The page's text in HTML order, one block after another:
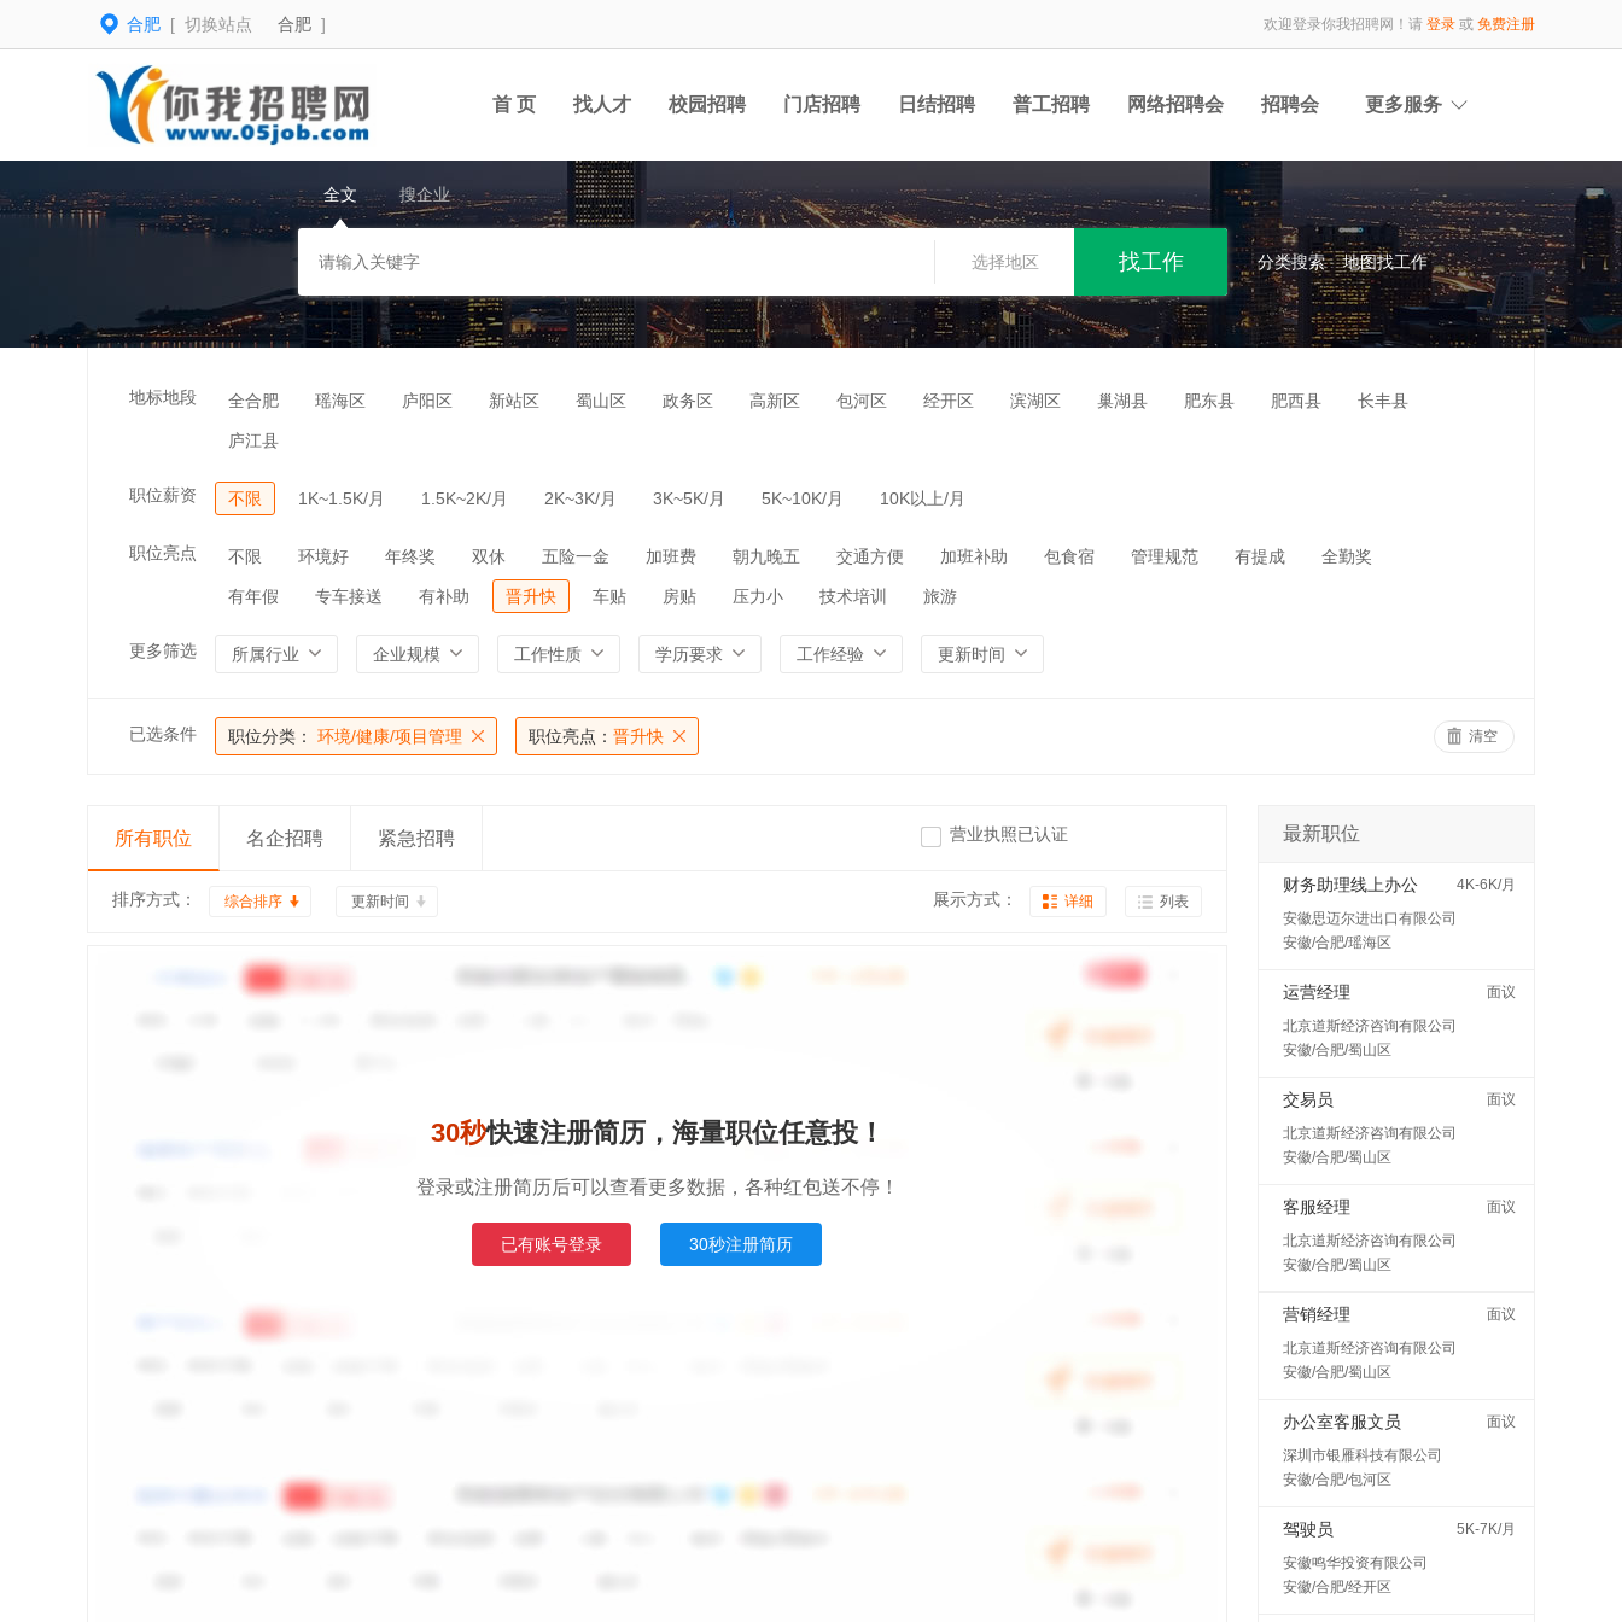
合肥 [ 切换站点 合肥 ] 欢迎登录你我招聘网！请 登录 或 免费注册
首 页 找人才 校园招聘 门店招聘 日结招聘 普工招聘 网络招聘会 招聘会 更多服务
全文 搜企业
选择地区 分类搜索 地图找工作
地标地段 全合肥 瑶海区 庐阳区 新站区 蜀山区 政务区 高新区 包河区 经开区 滨湖区 巢湖县 肥东县 肥西县 长丰县
庐江县
职位薪资 不限 1K~1.5K/月 1.5K~2K/月 2K~3K/月 3K~5K/月 5K~10K/月 10K以上/月
职位亮点 不限 环境好 年终奖 双休 五险一金 加班费 朝九晚五 交通方便 加班补助 包食宿 管理规范 有提成 全勤奖
有年假 专车接送 有补助 晋升快 车贴 房贴 压力小 技术培训 旅游
更多筛选 所属行业 企业规模 工作性质 学历要求 工作经验 更新时间
已选条件 职位分类： 环境/健康/项目管理 职位亮点： 晋升快 清空
所有职位 名企招聘 紧急招聘 营业执照已认证
排序方式： 综合排序 更新时间 展示方式： 详细 列表
30秒快速注册简历，海量职位任意投！
登录或注册简历后可以查看更多数据，各种红包送不停！
已有账号登录 30秒注册简历
最新职位
财务助理线上办公
4K-6K/月
安徽思迈尔进出口有限公司
安徽/合肥/瑶海区
运营经理
面议
北京道斯经济咨询有限公司
安徽/合肥/蜀山区
交易员
面议
北京道斯经济咨询有限公司
安徽/合肥/蜀山区
客服经理
面议
北京道斯经济咨询有限公司
安徽/合肥/蜀山区
营销经理
面议
北京道斯经济咨询有限公司
安徽/合肥/蜀山区
办公室客服文员
面议
深圳市银雁科技有限公司
安徽/合肥/包河区
驾驶员
5K-7K/月
安徽鸣华投资有限公司
安徽/合肥/经开区